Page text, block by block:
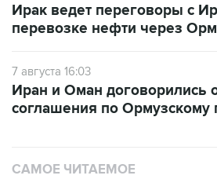
Ирак ведет переговоры с
перевозке нефти через
7 августа 16:03
Иран и Оман договорились
соглашения по Ормузскому
САМОЕ ЧИТАЕМОЕ